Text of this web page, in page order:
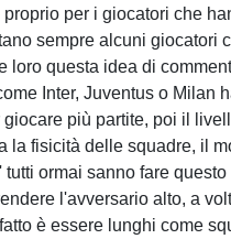
per i giocatori che
sempre alcuni giocatori
loro questa idea di
Inter, Juventus o Milan
più partite, poi il
la fisicità delle squadre, il
ormai sanno fare
l'avversario alto, a
è essere lunghi come